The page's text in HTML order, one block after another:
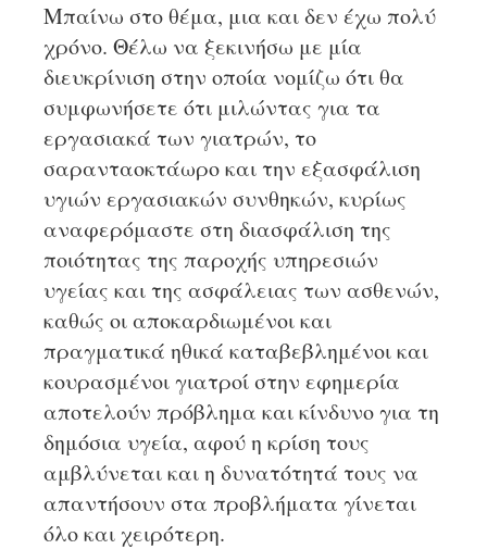
Μπαίνω στο θέμα, μια και δεν έχω πολύ
χρόνο. Θέλω να ξεκινήσω με μία
διευκρίνιση στην οποία νομίζω ότι θα
συμφωνήσετε ότι μιλώντας για τα
εργασιακά των γιατρών, το
σαρανταοκτάωρο και την εξασφάλιση
υγιών εργασιακών συνθηκών, κυρίως
αναφερόμαστε στη διασφάλιση της
ποιότητας της παροχής υπηρεσιών
υγείας και της ασφάλειας των ασθενών,
καθώς οι αποκαρδιωμένοι και
πραγματικά ηθικά καταβεβλημένοι και
κουρασμένοι γιατροί στην εφημερία
αποτελούν πρόβλημα και κίνδυνο για τη
δημόσια υγεία, αφού η κρίση τους
αμβλύνεται και η δυνατότητά τους να
απαντήσουν στα προβλήματα γίνεται
όλο και χειρότερη.